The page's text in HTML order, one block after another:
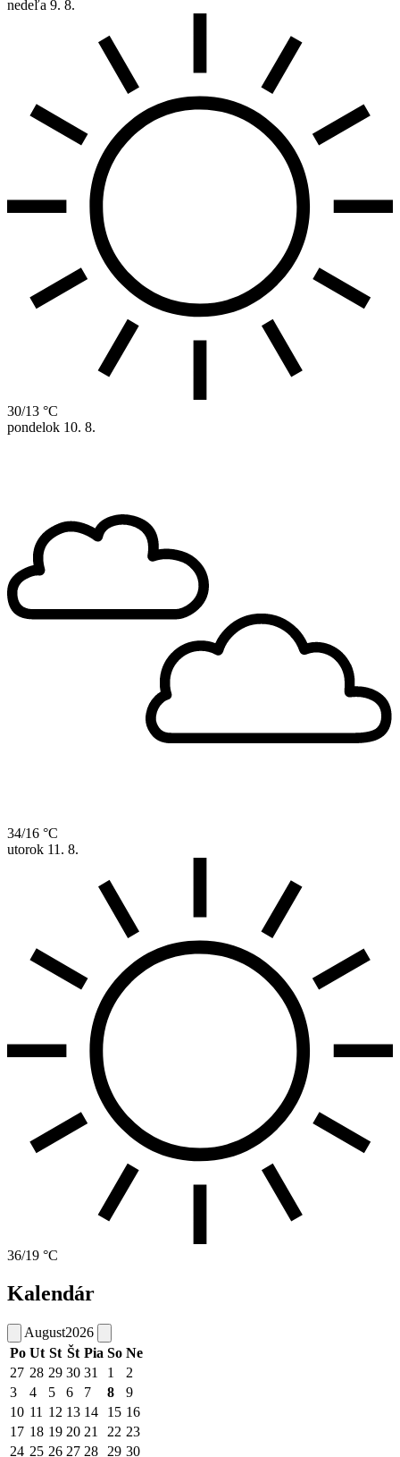
nedeľa 9. 8.
30/13 °C
pondelok 10. 8.
34/16 °C
utorok 11. 8.
36/19 °C
Kalendár
August2026
Po Ut St Št Pia So Ne
27 28 29 30 31 1
2
3
4 5 6 7 8
9
10 11 12 13 14 15 16
17 18 19 20 21 22 23
24 25 26 27 28 29 30